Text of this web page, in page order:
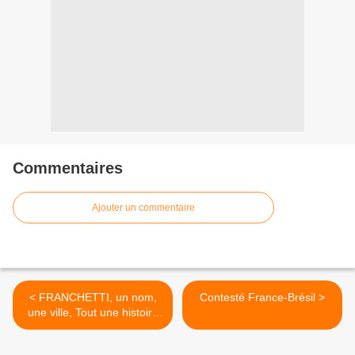
Commentaires
Ajouter un commentaire
< FRANCHETTI, un nom,
une ville, Tout une histoire
….! 2eme partie
Contesté France-Brésil >